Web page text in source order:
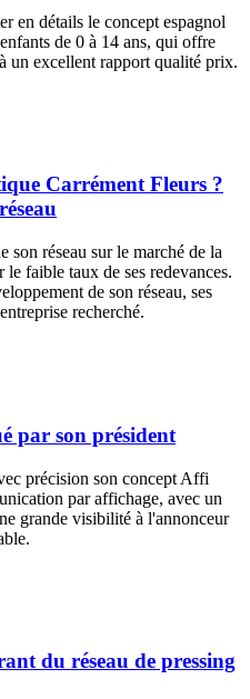
en détails le concept espagnol
de 0 à 14 ans, qui offre
un excellent rapport qualité prix.
Carrément Fleurs ?
son réseau sur le marché de la
faible taux de ses redevances.
de son réseau, ses
recherché.
par son président
précision son concept Affi
par affichage, avec un
grande visibilité à l'annonceur
du réseau de pressing